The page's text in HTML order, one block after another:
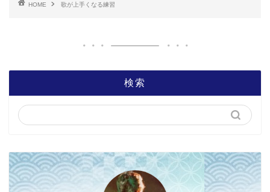
HOME 歌が上手くなる練習
検索